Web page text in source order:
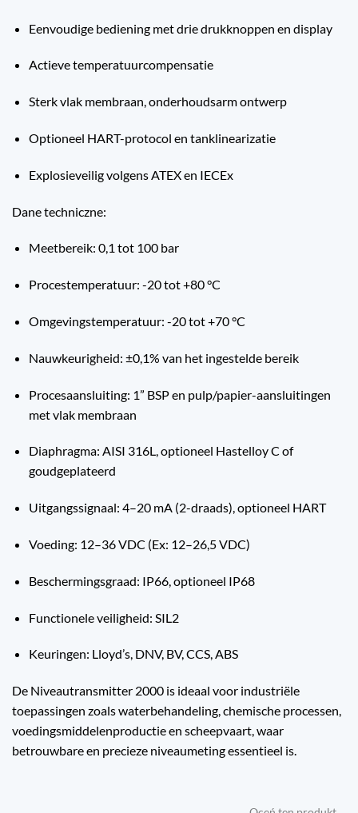
Eenvoudige bediening met drie drukknoppen en display
Actieve temperatuurcompensatie
Sterk vlak membraan, onderhoudsarm ontwerp
Optioneel HART-protocol en tanklinearizatie
Explosieveilig volgens ATEX en IECEx
Dane techniczne:
Meetbereik: 0,1 tot 100 bar
Procestemperatuur: -20 tot +80 °C
Omgevingstemperatuur: -20 tot +70 °C
Nauwkeurigheid: ±0,1% van het ingestelde bereik
Procesaansluiting: 1” BSP en pulp/papier-aansluitingen
met vlak membraan
Diaphragma: AISI 316L, optioneel Hastelloy C of
goudgeplateerd
Uitgangssignaal: 4–20 mA (2-draads), optioneel HART
Voeding: 12–36 VDC (Ex: 12–26,5 VDC)
Beschermingsgraad: IP66, optioneel IP68
Functionele veiligheid: SIL2
Keuringen: Lloyd’s, DNV, BV, CCS, ABS
De Niveautransmitter 2000 is ideaal voor industriële
toepassingen zoals waterbehandeling, chemische processen,
voedingsmiddelenproductie en scheepvaart, waar
betrouwbare en precieze niveaumeting essentieel is.